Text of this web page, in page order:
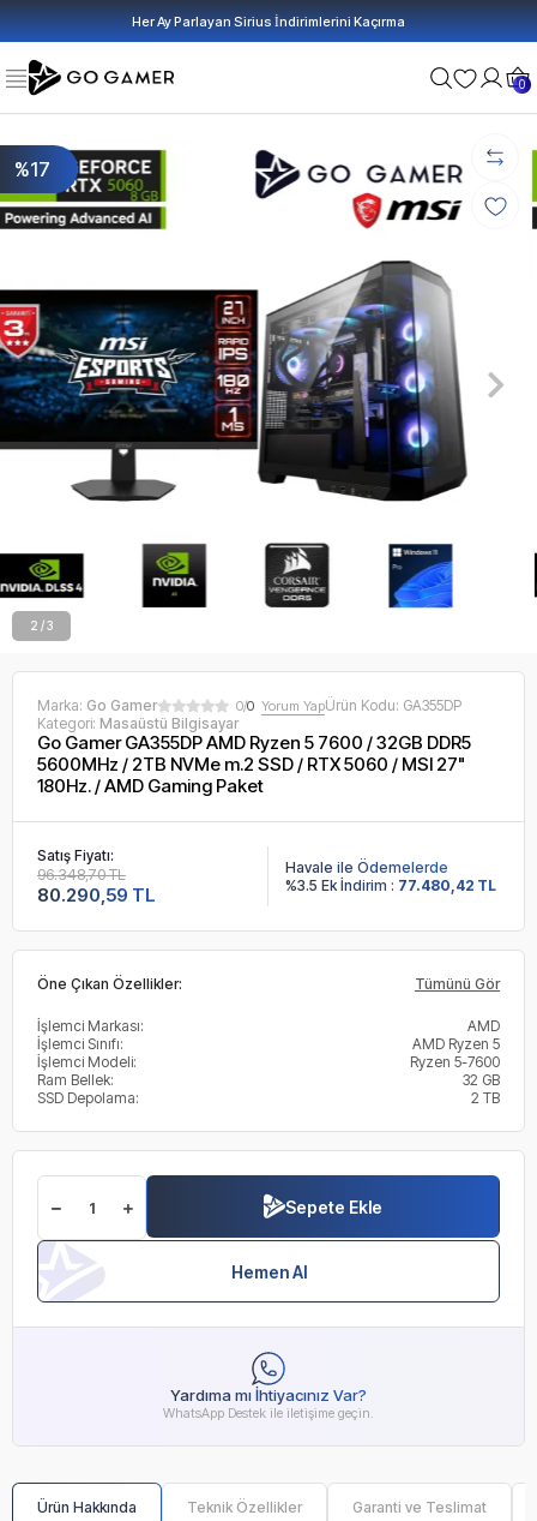
Her Ay Parlayan Sirius İndirimlerini Kaçırma
0
%17
2 / 3
Marka: Go Gamer 0/0 Yorum YapÜrün Kodu: GA355DP
Kategori: Masaüstü Bilgisayar
Go Gamer GA355DP AMD Ryzen 5 7600 / 32GB DDR5
5600MHz / 2TB NVMe m.2 SSD / RTX 5060 / MSI 27"
180Hz. / AMD Gaming Paket
Satış Fiyatı:
80.290,59 TL
96.348,70 TL
Havale ile Ödemelerde
%3.5 Ek İndirim : 77.480,42 TL
Öne Çıkan Özellikler: Tümünü Gör
İşlemci Markası:
AMD
İşlemci Sınıfı:
AMD Ryzen 5
İşlemci Modeli:
Ryzen 5-7600
Ram Bellek:
32 GB
SSD Depolama:
2 TB
Sepete Ekle
Hemen Al
Yardıma mı İhtiyacınız Var?
WhatsApp Destek ile iletişime geçin.
Ürün Hakkında Teknik Özellikler Garanti ve Teslimat